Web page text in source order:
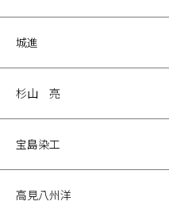
城進
杉山 亮
宝島染工
高見八州洋